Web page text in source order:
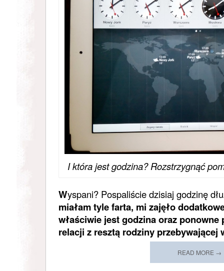
I która jest godzina? Rozstrzygnąć
Wyspani? Pospaliście dzisiaj godzinę
miałam tyle farta, mi zajęło
właściwie jest godzina oraz
relacji z resztą rodziny przebywającej
READ MORE →